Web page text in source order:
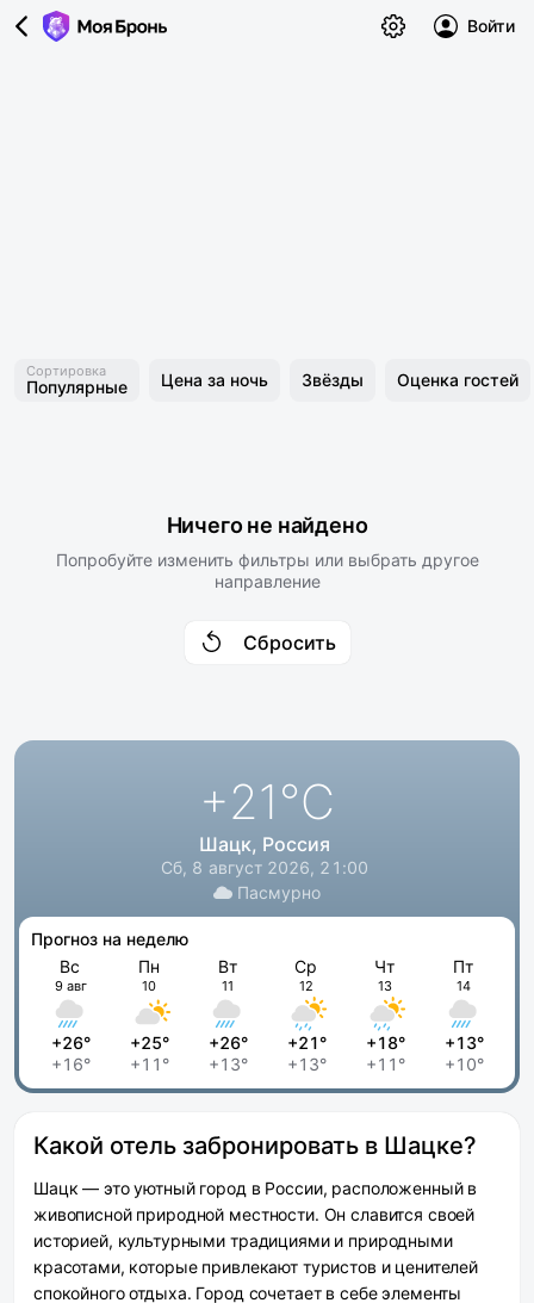
Войти
Сортировка
Популярные Цена за ночь Звёзды Оценка гостей
Ничего не найдено
Попробуйте изменить фильтры или выбрать другое
направление
Сбросить
+21°C
Шацк, Россия
Сб, 8 август 2026, 21:00
Пасмурно
Прогноз на неделю
Вс
9 авг
+26°
+16°
Пн
10
+25°
+11°
Вт
11
+26°
+13°
Ср
12
+21°
+13°
Чт
13
+18°
+11°
Пт
14
+13°
+10°
Какой отель забронировать в Шацке?
Шацк — это уютный город в России, расположенный в
живописной природной местности. Он славится своей
историей, культурными традициями и природными
красотами, которые привлекают туристов и ценителей
спокойного отдыха. Город сочетает в себе элементы